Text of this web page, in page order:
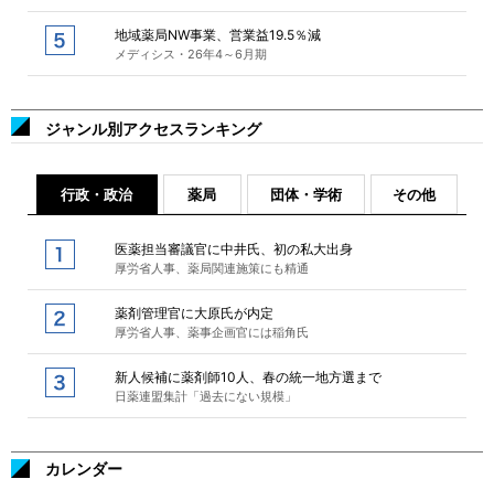
地域薬局NW事業、営業益19.5％減
メディシス・26年4～6月期
ジャンル別アクセスランキング
行政・政治 薬局 団体・学術 その他
医薬担当審議官に中井氏、初の私大出身
厚労省人事、薬局関連施策にも精通
薬剤管理官に大原氏が内定
厚労省人事、薬事企画官には稲角氏
新人候補に薬剤師10人、春の統一地方選まで
日薬連盟集計「過去にない規模」
カレンダー